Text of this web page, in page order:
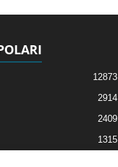
12873
2914
2409
1315